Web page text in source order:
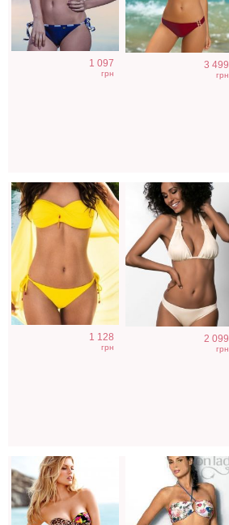
1 097
грн
3 499
грн
Купальные
трусики бикини
1 128
грн
Купальник с
формованной
2 099
грн
Раздельный
купальник-бандо
с леопардовыми
Белый купальник
бандо с